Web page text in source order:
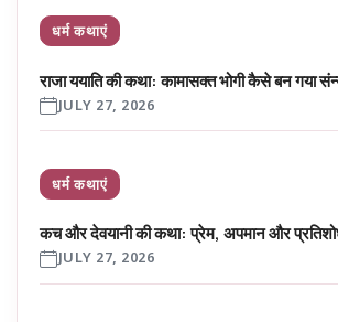
धर्म कथाएं
राजा ययाति की कथा: कामासक्त भोगी कैसे बन गया
JULY 27, 2026
धर्म कथाएं
कच और देवयानी की कथा: प्रेम, अपमान और
JULY 27, 2026